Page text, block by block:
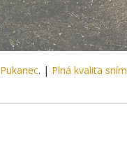
Pukanec. | Plná kvalita